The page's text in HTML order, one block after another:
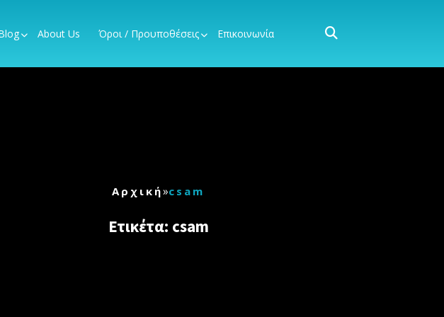
About Us Όροι / Προυποθέσεις Επικοινωνία
Αρχική»csam
Ετικέτα: csam